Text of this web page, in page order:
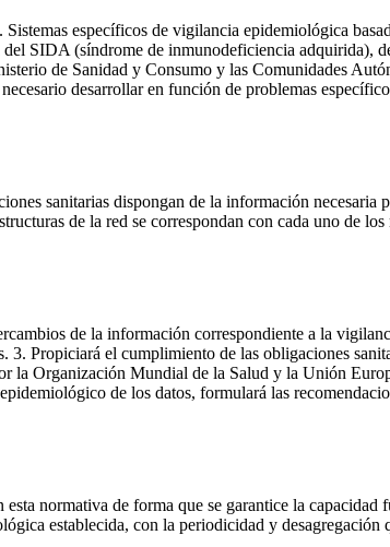
específicos de vigilancia epidemiológica
SIDA (síndrome de inmunodeficiencia
de Sanidad y Consumo y las Comunidades
desarrollar en función de problemas
sanitarias dispongan de la información necesaria
de la red se correspondan con cada uno de
de la información correspondiente a la
Propiciará el cumplimiento de las obligaciones
la Organización Mundial de la Salud y la Unión
de los datos, formulará las
normativa de forma que se garantice la
establecida, con la periodicidad y desagregación